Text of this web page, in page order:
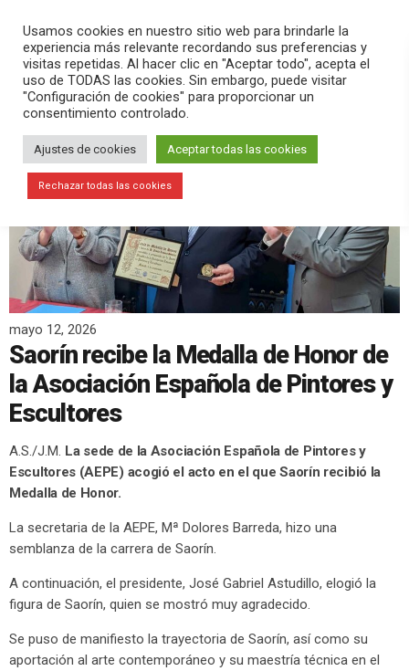
search menu pause PLAY
mayo 12, 2026
Saorín recibe la Medalla de Honor de
la Asociación Española de Pintores y
Escultores
A.S./J.M. La sede de la Asociación Española de Pintores y
Escultores (AEPE) acogió el acto en el que Saorín recibió la
Medalla de Honor.
La secretaria de la AEPE, Mª Dolores Barreda, hizo una
semblanza de la carrera de Saorín.
A continuación, el presidente, José Gabriel Astudillo, elogió la
figura de Saorín, quien se mostró muy agradecido.
Se puso de manifiesto la trayectoria de Saorín, así como su
aportación al arte contemporáneo y su maestría técnica en el
Usamos cookies en nuestro sitio web para brindarle la
experiencia más relevante recordando sus preferencias y
visitas repetidas. Al hacer clic en "Aceptar todo", acepta el
uso de TODAS las cookies. Sin embargo, puede visitar
"Configuración de cookies" para proporcionar un
consentimiento controlado.
Ajustes de cookies Aceptar todas las cookies
Rechazar todas las cookies